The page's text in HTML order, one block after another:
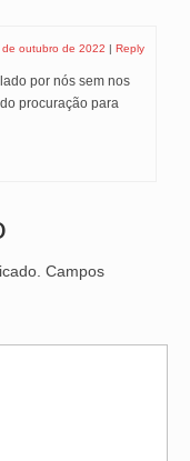
de outubro de 2022 | Reply
por nós sem nos
procuração para
Campos